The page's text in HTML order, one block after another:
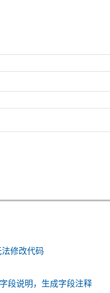
修改代码
段说明，生成字段注释